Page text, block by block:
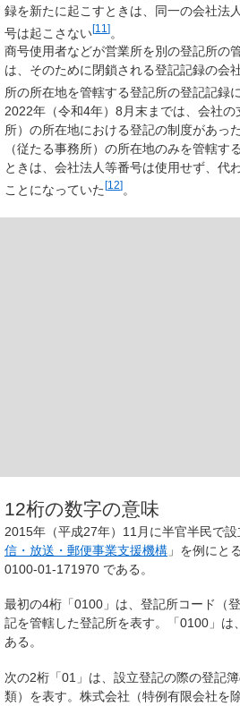
録を新たに起こすときは、同一の会社法
号は起こさない[11 ]。
商号使用者などが営業所を別の登記所の
は、そのために閉鎖される登記記録の会
所の所在地を管轄する登記所の登記記録
2022年（令和4年）8月末までは、会社
所）の所在地における登記の制度があっ
（従たる事務所）の所在地のみを管轄す
ときは、会社法人等番号は使用せず、代
ことになっていた[12]。
12桁の数字の意味
2015年（平成27年）11月に半官半民で設
信・放送・郵便事業支援機構 」を例にと
0100-01-171970 である。
最初の4桁「0100」は、登記所コード（
記を管轄した登記所を表す。「0100」は、
ある。
次の2桁「01」は、設立登記の際の登記
類）を表す。株式会社（特例有限会社を